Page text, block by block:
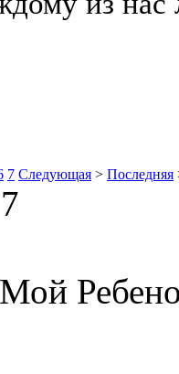
7 Следующая > Последняя